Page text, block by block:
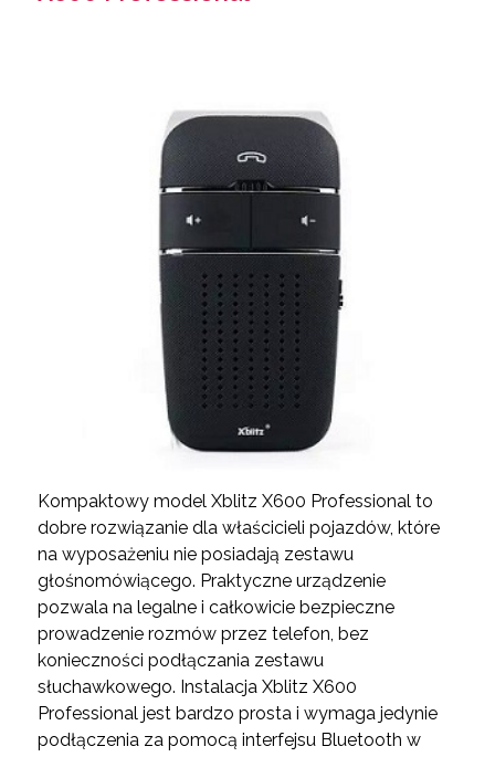
Kompaktowy model Xblitz X600 Professional to
dobre rozwiązanie dla właścicieli pojazdów, które
na wyposażeniu nie posiadają zestawu
głośnomówiącego. Praktyczne urządzenie
pozwala na legalne i całkowicie bezpieczne
prowadzenie rozmów przez telefon, bez
konieczności podłączania zestawu
słuchawkowego. Instalacja Xblitz X600
Professional jest bardzo prosta i wymaga jedynie
podłączenia za pomocą interfejsu Bluetooth w